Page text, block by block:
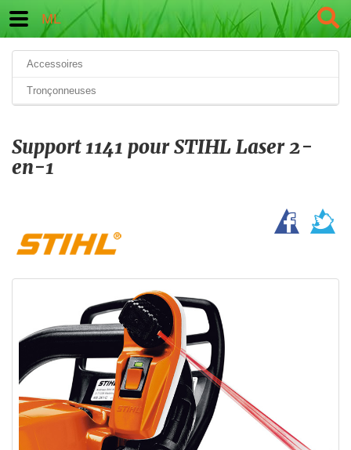
ML
Accessoires
Tronçonneuses
Support 1141 pour STIHL Laser 2-
en-1